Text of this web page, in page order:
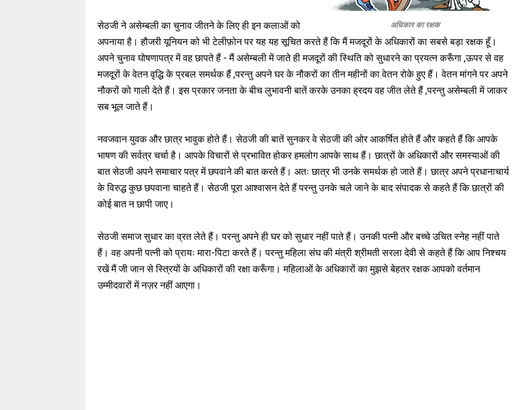
अधिकार का रक्षक
सेठजी ने असेम्बली का चुनाव जीतने के लिए ही इन कलाओं को
अपनाया है। हौजरी यूनियन को भी टेलीफ़ोन पर यह यह सूचित करते हैं कि मैं मजदूरों के अधिकारों का सबसे बड़ा रक्षक हूँ।
अपने चुनाव घोषणापत्र में वह छापते हैं - मैं असेम्बली में जाते ही मजदूरों की स्थिति को सुधारने का प्रयत्न करूँगा ,ऊपर से वह
मजदूरों के वेतन वृद्धि के प्रबल समर्थक हैं ,परन्तु अपने घर के नौकरों का तीन महीनों का वेतन रोके हुए हैं। वेतन मांगने पर अपने
नौकरों को गाली देते हैं। इस प्रकार जनता के बीच लुभावनी बातें करके उनका ह्रदय वह जीत लेते हैं ,परन्तु असेम्बली में जाकर
सब भूल जाते हैं।
नवजवान युवक और छात्र भावुक होते हैं। सेठजी की बातें सुनकर वे सेठजी की ओर आकर्षित होते हैं और कहते हैं कि आपके
भाषण की सर्वत्र चर्चा है। आपके विचारों से प्रभावित होकर हमलोग आपके साथ हैं। छात्रों के अधिकारों और समस्याओं की
बात सेठजी अपने समाचार पत्र में छपवाने की बात करते हैं। अतः छात्र भी उनके समर्थक हो जाते हैं। छात्र अपने प्रधानाचार्य
के विरुद्ध कुछ छपवाना चाहते हैं। सेठजी पूरा आश्वासन देते हैं परन्तु उनके चले जाने के बाद संपादक से कहते हैं कि छात्रों की
कोई बात न छापी जाए।
सेठजी समाज सुधार का व्रत लेते हैं। परन्तु अपने ही घर को सुधार नहीं पाते हैं। उनकी पत्नी और बच्चे उचित स्नेह नहीं पाते
हैं। वह अपनी पत्नी को प्रायः मारा-पिटा करते हैं। परन्तु महिला संघ की मंत्री श्रीमती सरला देवी से कहते हैं कि आप निश्चय
रखें मैं जी जान से स्त्रियों के अधिकारों की रक्षा करूँगा। महिलाओं के अधिकारों का मुझसे बेहतर रक्षक आपको वर्तमान
उम्मीदवारों में नज़र नहीं आएगा।